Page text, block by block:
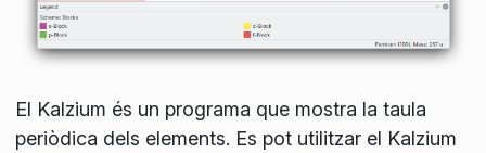
El Kalzium és un programa que mostra la taula
periòdica dels elements. Es pot utilitzar el Kalzium